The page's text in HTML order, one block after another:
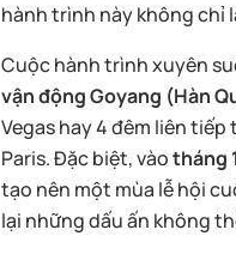
hành trình này không chỉ
Cuộc hành trình xuyên
vận động Goyang (Hàn
Vegas hay 4 đêm liên
Paris. Đặc biệt, vàotháng
tạo nên một mùa lễ hội
lại những dấu ấn không